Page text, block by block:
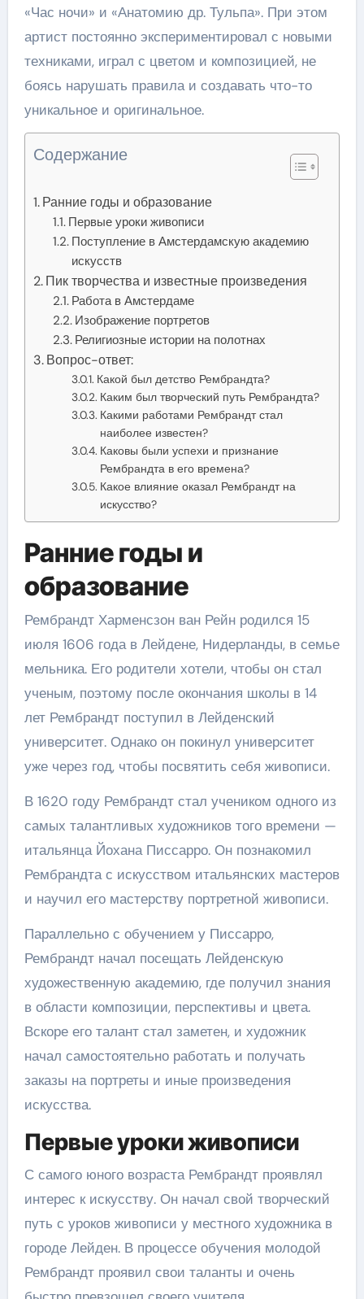
«Час ночи» и «Анатомию др. Тульпа». При этом
артист постоянно экспериментировал с новыми
техниками, играл с цветом и композицией, не
боясь нарушать правила и создавать что-то
уникальное и оригинальное.
Содержание
Ранние годы и образование
Первые уроки живописи
Поступление в Амстердамскую академию
искусств
Пик творчества и известные произведения
Работа в Амстердаме
Изображение портретов
Религиозные истории на полотнах
Вопрос-ответ:
Какой был детство Рембрандта?
Каким был творческий путь Рембрандта?
Какими работами Рембрандт стал
наиболее известен?
Каковы были успехи и признание
Рембрандта в его времена?
Какое влияние оказал Рембрандт на
искусство?
Ранние годы и
образование
Рембрандт Харменсзон ван Рейн родился 15
июля 1606 года в Лейдене, Нидерланды, в семье
мельника. Его родители хотели, чтобы он стал
ученым, поэтому после окончания школы в 14
лет Рембрандт поступил в Лейденский
университет. Однако он покинул университет
уже через год, чтобы посвятить себя живописи.
В 1620 году Рембрандт стал учеником одного из
самых талантливых художников того времени —
итальянца Йохана Писсарро. Он познакомил
Рембрандта с искусством итальянских мастеров
и научил его мастерству портретной живописи.
Параллельно с обучением у Писсарро,
Рембрандт начал посещать Лейденскую
художественную академию, где получил знания
в области композиции, перспективы и цвета.
Вскоре его талант стал заметен, и художник
начал самостоятельно работать и получать
заказы на портреты и иные произведения
искусства.
Первые уроки живописи
С самого юного возраста Рембрандт проявлял
интерес к искусству. Он начал свой творческий
путь с уроков живописи у местного художника в
городе Лейден. В процессе обучения молодой
Рембрандт проявил свои таланты и очень